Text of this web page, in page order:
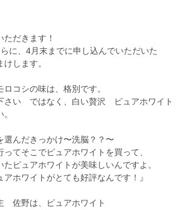
ただきます！
に、4月末までに申し込んでいただいた
します。
ロコシの味は、格別です。
さい ではなく、白い贅沢 ピュアホワイト
選んだきっかけ〜洗脳？？〜
ってそこでピュアホワイトを買って、
ピュアホワイトが美味しいんですよ。
ホワイトがとても好評なんです！』
佐野は、ピュアホワイト